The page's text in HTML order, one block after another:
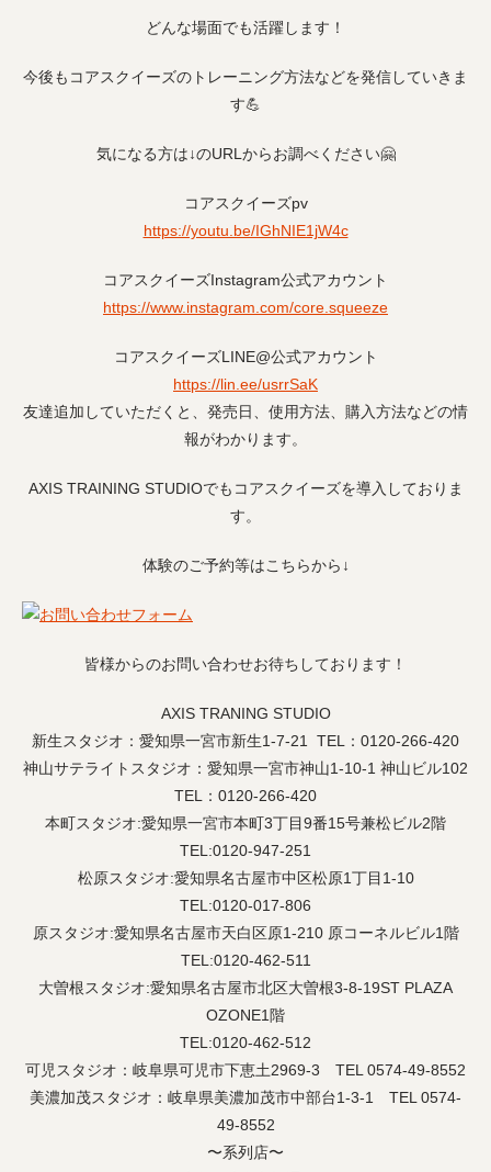
どんな場面でも活躍します！
今後もコアスクイーズのトレーニング方法などを発信していきま
す💪
気になる方は↓のURLからお調べください🤗
コアスクイーズpv
https://youtu.be/IGhNIE1jW4c
コアスクイーズInstagram公式アカウント
https://www.instagram.com/core.squeeze
コアスクイーズLINE@公式アカウント
https://lin.ee/usrrSaK
友達追加していただくと、発売日、使用方法、購入方法などの情
報がわかります。
AXIS TRAINING STUDIOでもコアスクイーズを導入しておりま
す。
体験のご予約等はこちらから↓
皆様からのお問い合わせお待ちしております！
AXIS TRANING STUDIO
新生スタジオ：愛知県一宮市新生1-7-21 TEL：0120-266-420
神山サテライトスタジオ：愛知県一宮市神山1-10-1 神山ビル102
TEL：0120-266-420
本町スタジオ:愛知県一宮市本町3丁目9番15号兼松ビル2階
TEL:0120-947-251
松原スタジオ:愛知県名古屋市中区松原1丁目1-10
TEL:0120-017-806
原スタジオ:愛知県名古屋市天白区原1-210 原コーネルビル1階
TEL:0120-462-511
大曽根スタジオ:愛知県名古屋市北区大曽根3-8-19ST PLAZA
OZONE1階
TEL:0120-462-512
可児スタジオ：岐阜県可児市下恵土2969-3 TEL 0574-49-8552
美濃加茂スタジオ：岐阜県美濃加茂市中部台1-3-1 TEL 0574-
49-8552
〜系列店〜